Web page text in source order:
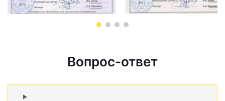
Вопрос-ответ